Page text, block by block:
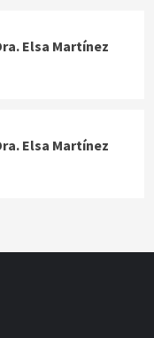
Elsa Martínez
Elsa Martínez